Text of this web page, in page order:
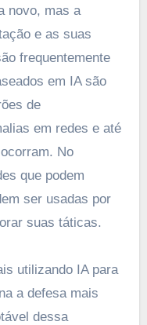
novo, mas a
e as suas
frequentemente
em IA são
de
em redes e até
No
que podem
ser usadas por
suas táticas.
utilizando IA para
a defesa mais
dessa